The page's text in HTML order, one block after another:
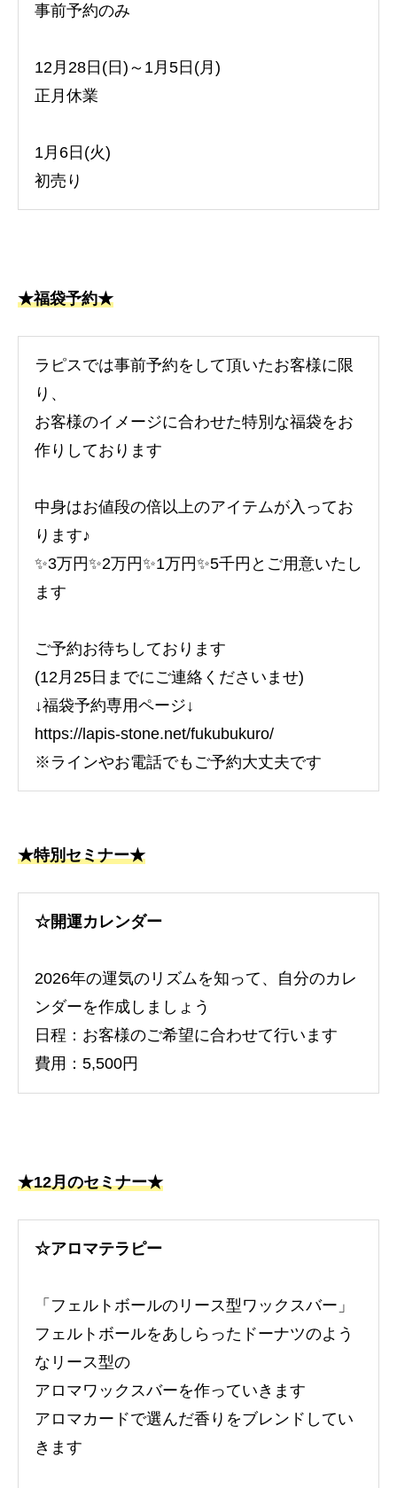
事前予約のみ
12月28日(日)～1月5日(月)
正月休業
1月6日(火)
初売り
★福袋予約★
ラピスでは事前予約をして頂いたお客様に限
り、
お客様のイメージに合わせた特別な福袋をお
作りしております
中身はお値段の倍以上のアイテムが入ってお
ります♪
✨3万円✨2万円✨1万円✨5千円とご用意いたし
ます
ご予約お待ちしております
(12月25日までにご連絡くださいませ)
↓福袋予約専用ページ↓
https://lapis-stone.net/fukubukuro/
※ラインやお電話でもご予約大丈夫です
★特別セミナー★
☆開運カレンダー
2026年の運気のリズムを知って、自分のカレ
ンダーを作成しましょう
日程：お客様のご希望に合わせて行います
費用：5,500円
★12月のセミナー★
☆アロマテラピー
「フェルトボールのリース型ワックスバー」
フェルトボールをあしらったドーナツのよう
なリース型の
アロマワックスバーを作っていきます
アロマカードで選んだ香りをブレンドしてい
きます